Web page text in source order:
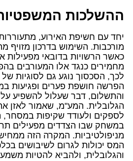
ההשלכות
יחד עם חשיפת האירוע,
מורכבות. השימוש בדרכון מזויף
כאשר הרשויות בדובאי מפעילות
מחמירים כנגד אלו המעורבים
לכך, הסכסוך נוגע גם לסוגיות
הפרשה חושפת פערים ופגיעות
והתשלום, דבר שעלול להשפיע
הגלובלית. המע"מ, שאמור לאזן
לספקים ולעודד שקיפות
במשחק שבו הצדדים מפעילים
מניפולטיביות. המקרה הזה
המס יכולות לגרום לשיבושים
והגלובלית, ולהביא להטיות